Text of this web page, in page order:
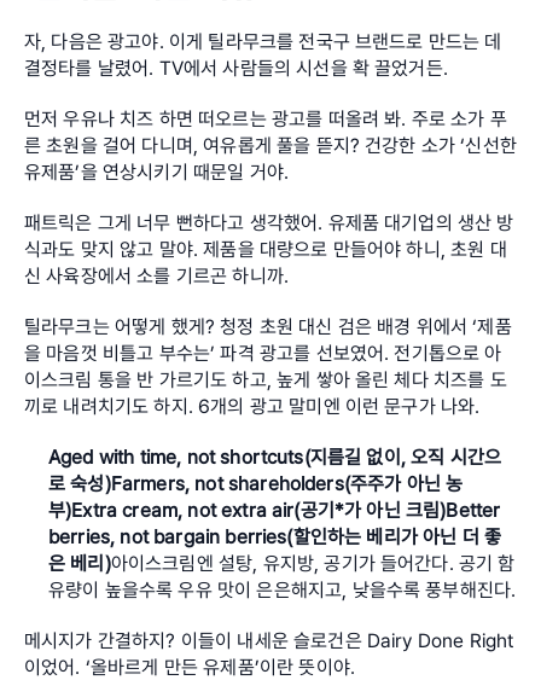
자, 다음은 광고야. 이게 틸라무크를 전국구 브랜드로 만드는 데
결정타를 날렸어. TV에서 사람들의 시선을 확 끌었거든.
먼저 우유나 치즈 하면 떠오르는 광고를 떠올려 봐. 주로 소가 푸
른 초원을 걸어 다니며, 여유롭게 풀을 뜯지? 건강한 소가 ‘신선한
유제품’을 연상시키기 때문일 거야.
패트릭은 그게 너무 뻔하다고 생각했어. 유제품 대기업의 생산 방
식과도 맞지 않고 말야. 제품을 대량으로 만들어야 하니, 초원 대
신 사육장에서 소를 기르곤 하니까.
틸라무크는 어떻게 했게? 청정 초원 대신 검은 배경 위에서 ‘제품
을 마음껏 비틀고 부수는’ 파격 광고를 선보였어. 전기톱으로 아
이스크림 통을 반 가르기도 하고, 높게 쌓아 올린 체다 치즈를 도
끼로 내려치기도 하지. 6개의 광고 말미엔 이런 문구가 나와.
Aged with time, not shortcuts(지름길 없이, 오직 시간으
로 숙성)Farmers, not shareholders(주주가 아닌 농
부)Extra cream, not extra air(공기*가 아닌 크림)Better
berries, not bargain berries(할인하는 베리가 아닌 더 좋
은 베리)아이스크림엔 설탕, 유지방, 공기가 들어간다. 공기 함
유량이 높을수록 우유 맛이 은은해지고, 낮을수록 풍부해진다.
메시지가 간결하지? 이들이 내세운 슬로건은 Dairy Done Right
이었어. ‘올바르게 만든 유제품’이란 뜻이야.